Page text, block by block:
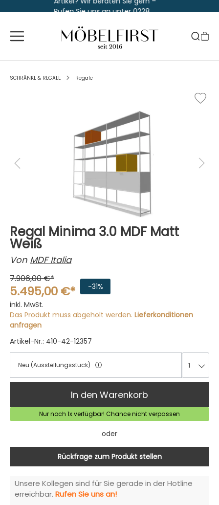
Rufen Sie uns an unter 0228
SCHRÄNKE & REGALE Regale
Regal Minima 3.0 MDF Matt
Weiß
Von MDF Italia
7.906,00 €*
5.495,00 €*
-31%
inkl. MwSt.
Das Produkt muss abgeholt werden. Lieferkonditionen
anfragen
Artikel-Nr.: 410-42-12357
Neu (Ausstellungsstück) 1
In den Warenkorb
Nur noch 1x verfügbar! Chance nicht verpassen
oder
Rückfrage zum Produkt stellen
Unsere Kollegen sind für Sie gerade in der Hotline
erreichbar. Rufen Sie uns an!